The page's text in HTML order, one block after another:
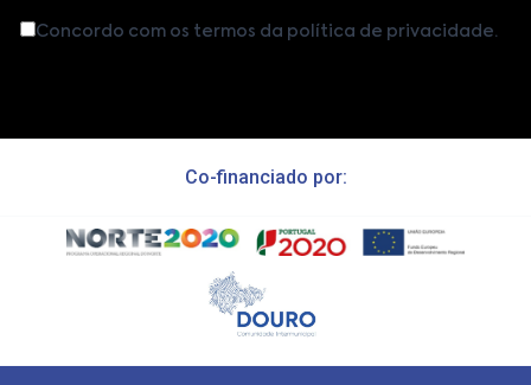
Concordo com os termos da política de privacidade.
Co-financiado por: